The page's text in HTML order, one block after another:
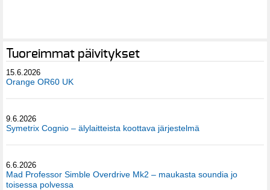
Tuoreimmat päivitykset
15.6.2026
Orange OR60 UK
9.6.2026
Symetrix Cognio – älylaitteista koottava järjestelmä
6.6.2026
Mad Professor Simble Overdrive Mk2 – maukasta soundia jo
toisessa polvessa